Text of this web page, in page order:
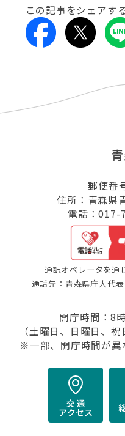
この記事をシェアす
郵便番
住所：青森県
電話：017-
通訳オペレータを通
通話先：青森県庁大代
開庁時間：8
（土曜日、日曜日、
※一部、開庁時間が異